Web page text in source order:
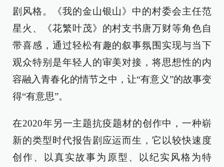
剧风格。《我的金山银山》中的村委会主任范
星火、《花繁叶茂》的村支书唐万财等角色自
带喜感，通过轻松有趣的叙事氛围实现与当下
观众特别是年轻人的审美对接，将思想性的内
容融入青春化的情节之中，让“有意义”的故事变
得“有意思”。
在2020年另一主题抗疫题材的创作中，一种崭
新的类型时代报告剧应运而生，它以较快速度
创作、以真实故事为原型、以纪实风格为特